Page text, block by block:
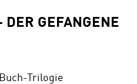
DER GEFANGENE
Trilogie